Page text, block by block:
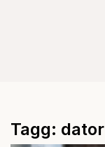
Tagg: dator